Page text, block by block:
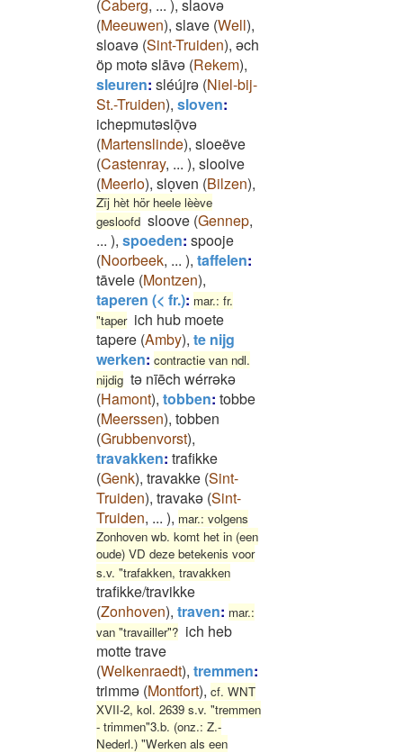
(Caberg, ... ), slaovə
(Meeuwen), slave (Well),
sloavə (Sint-Truiden), əch
öp motə slāvə (Rekem),
sleuren: sléújrə (Niel-bij-
St.-Truiden), sloven:
ichepmutəslōͅvə
(Martenslinde), sloeëve
(Castenray, ... ), slooive
(Meerlo), sloͅven (Bilzen),
Zïj hèt hör heele lèève
gesloofd sloove (Gennep,
... ), spoeden: spooje
(Noorbeek, ... ), taffelen:
tāvele (Montzen),
taperen (< fr.): mar.: fr.
"taper ich hub moete
tapere (Amby), te nijg
werken: contractie van ndl.
nijdig tə nīēch wérrəkə
(Hamont), tobben: tobbe
(Meerssen), tobben
(Grubbenvorst),
travakken: trafikke
(Genk), travakke (Sint-
Truiden), travakə (Sint-
Truiden, ... ), mar.: volgens
Zonhoven wb. komt het in (een
oude) VD deze betekenis voor
s.v. "trafakken, travakken
trafikke/travikke
(Zonhoven), traven: mar.:
van "travailler"? ich heb
motte trave
(Welkenraedt), tremmen:
trimmə (Montfort), cf. WNT
XVII-2, kol. 2639 s.v. "tremmen
- trimmen"3.b. (onz.: Z.-
Nederl.) "Werken als een